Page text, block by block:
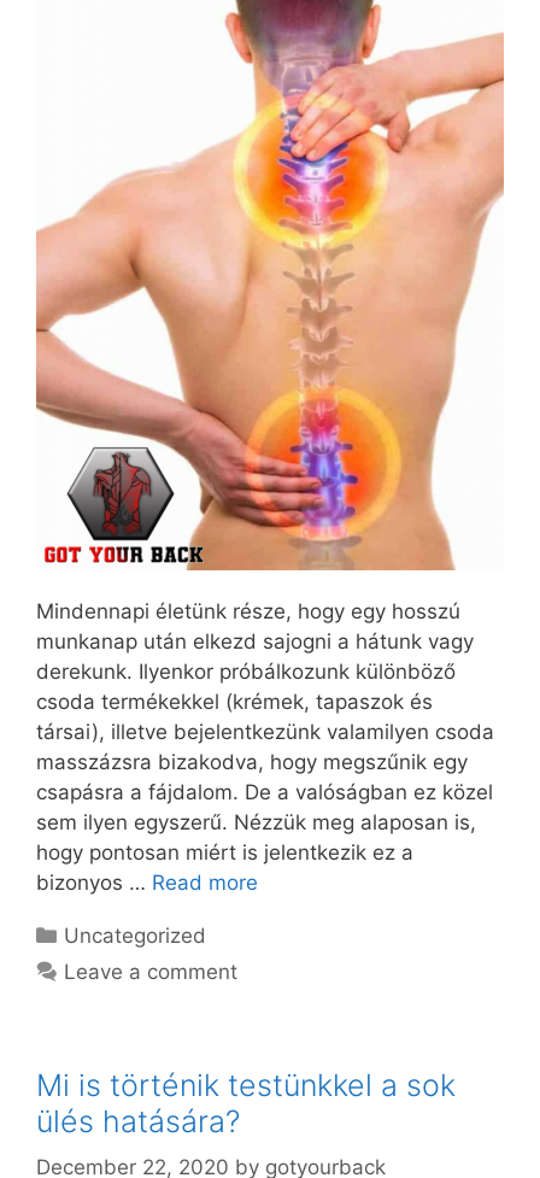
Mindennapi életünk része, hogy egy hosszú
munkanap után elkezd sajogni a hátunk vagy
derekunk. Ilyenkor próbálkozunk különböző
csoda termékekkel (krémek, tapaszok és
társai), illetve bejelentkezünk valamilyen csoda
masszázsra bizakodva, hogy megszűnik egy
csapásra a fájdalom. De a valóságban ez közel
sem ilyen egyszerű. Nézzük meg alaposan is,
hogy pontosan miért is jelentkezik ez a
bizonyos … Read more
Categories
Uncategorized
Leave a comment
Mi is történik testünkkel a sok
ülés hatására?
December 22, 2020 by gotyourback